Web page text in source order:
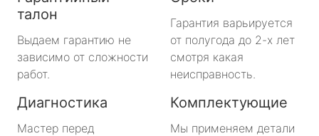
талон
Выдаем гарантию не
зависимо от сложности
работ.
Гарантия варьируется
от полугода до 2-х лет
смотря какая
неисправность.
Диагностика
Мастер перед
Комплектующие
Мы применяем детали